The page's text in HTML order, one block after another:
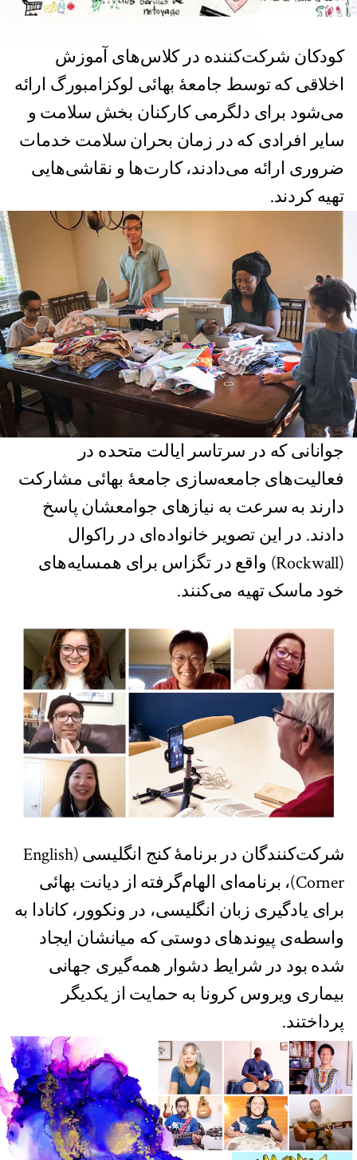
کودکان شرکت‌کننده در کلاس‌های آموزش
اخلاقی که توسط جامعۀ بهائی لوکزامبورگ ارائه
می‌شود برای دلگرمی کارکنان بخش سلامت و
سایر افرادی که در زمان بحران سلامت خدمات
ضروری ارائه می‌دادند، کارت‌ها و نقاشی‌هایی
تهیه کردند.
جوانانی که در سرتاسر ایالت متحده در
فعالیت‌های جامعه‌سازی جامعۀ بهائی مشارکت
دارند به سرعت به نیازهای جوامعشان پاسخ
دادند. در این تصویر خانواده‌ای در راکوال
(Rockwall) واقع در تگزاس برای همسایه‌های
خود ماسک تهیه می‌کنند.
شرکت‌کنندگان در برنامۀ کنج انگلیسی (English
Corner)، برنامه‌ای الهام‌گرفته از دیانت بهائی
برای یادگیری زبان انگلیسی، در ونکوور، کانادا به
واسطه‌ی پیوندهای دوستی که میانشان ایجاد
شده بود در شرایط دشوار همه‌گیری جهانی
بیماری ویروس کرونا به حمایت از یکدیگر
پرداختند.